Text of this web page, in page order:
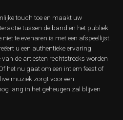
touch toe en maakt uw
tussen de band en het publiek
te evenaren is met een afspeellijst.
u een authentieke ervaring
de artiesten rechtstreeks worden
het nu gaat om een intiem feest of
muziek zorgt voor een
lang in het geheugen zal blijven